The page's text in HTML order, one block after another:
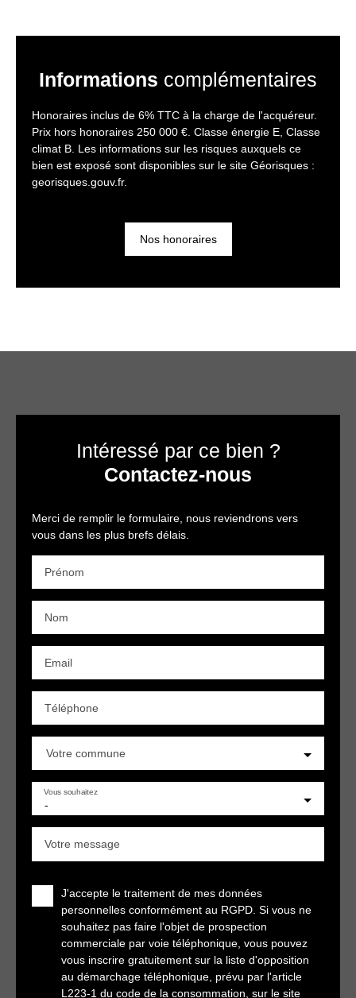
Informations complémentaires
Honoraires inclus de 6% TTC à la charge de l'acquéreur.
Prix hors honoraires 250 000 €. Classe énergie E, Classe
climat B. Les informations sur les risques auxquels ce
bien est exposé sont disponibles sur le site Géorisques :
georisques.gouv.fr.
Nos honoraires
Intéressé par ce bien ?
Contactez-nous
Merci de remplir le formulaire, nous reviendrons vers
vous dans les plus brefs délais.
Prénom
Nom
Email
Téléphone
Votre commune
-
Vous souhaitez
Votre message
J'accepte le traitement de mes données
personnelles conformément au RGPD. Si vous ne
souhaitez pas faire l'objet de prospection
commerciale par voie téléphonique, vous pouvez
vous inscrire gratuitement sur la liste d'opposition
au démarchage téléphonique, prévu par l'article
L223-1 du code de la consommation, sur le site